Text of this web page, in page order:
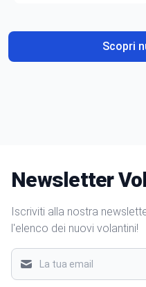
Scopri
Newsletter
Iscriviti alla nostra
l'elenco dei nuovi volantini!